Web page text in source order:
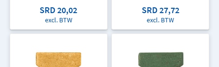
SRD 20,02
excl. BTW
SRD 27,72
excl. BTW